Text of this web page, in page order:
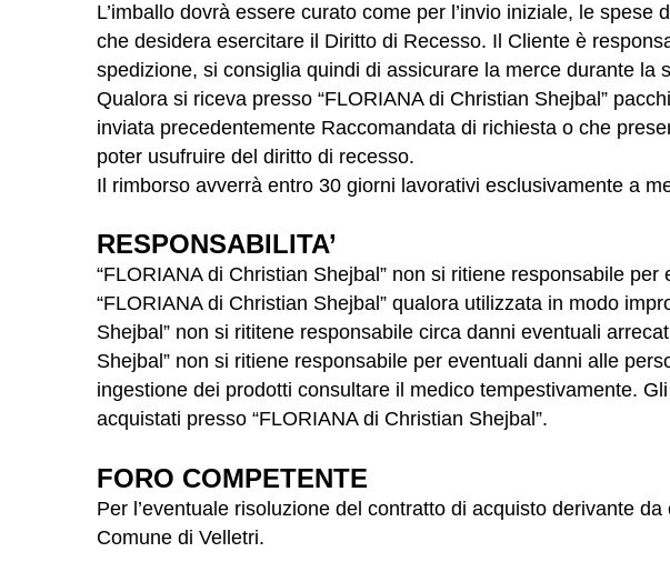
L’imballo dovrà essere curato come per l’invio iniziale, le
che desidera esercitare il Diritto di Recesso. Il Cliente è
spedizione, si consiglia quindi di assicurare la merce durante
Qualora si riceva presso “FLORIANA di Christian Shejbal”
inviata precedentemente Raccomandata di richiesta o che
poter usufruire del diritto di recesso.
Il rimborso avverrà entro 30 giorni lavorativi esclusivamente a
RESPONSABILITA’
“FLORIANA di Christian Shejbal” non si ritiene responsabile
“FLORIANA di Christian Shejbal” qualora utilizzata in modo
Shejbal” non si rititene responsabile circa danni eventuali
Shejbal” non si ritiene responsabile per eventuali danni alle
ingestione dei prodotti consultare il medico tempestivamente.
acquistati presso “FLORIANA di Christian Shejbal”.
FORO COMPETENTE
Per l’eventuale risoluzione del contratto di acquisto derivante
Comune di Velletri.